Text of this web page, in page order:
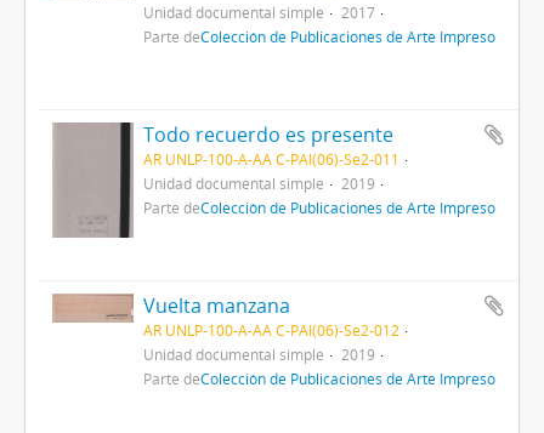
Unidad documental simple
2017
Parte deColección de Publicaciones de Arte Impreso
Todo recuerdo es presente
AR UNLP-100-A-AA C-PAI(06)-Se2-011
Unidad documental simple
2019
Parte deColección de Publicaciones de Arte Impreso
Vuelta manzana
AR UNLP-100-A-AA C-PAI(06)-Se2-012
Unidad documental simple
2019
Parte deColección de Publicaciones de Arte Impreso